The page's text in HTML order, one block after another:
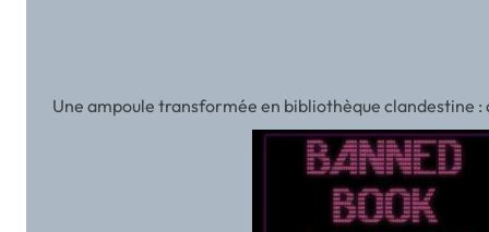
Une ampoule transformée en bibliothèque clandestine